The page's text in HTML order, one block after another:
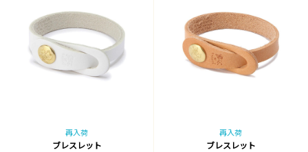
再入荷
ブレスレット
再入荷
ブレスレット